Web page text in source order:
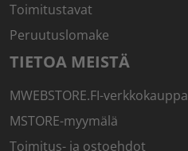
Toimitustavat
Peruutuslomake
TIETOA MEISTÄ
MWEBSTORE.FI-verkkokauppa
MSTORE-myymälä
Toimitus- ja ostoehdot